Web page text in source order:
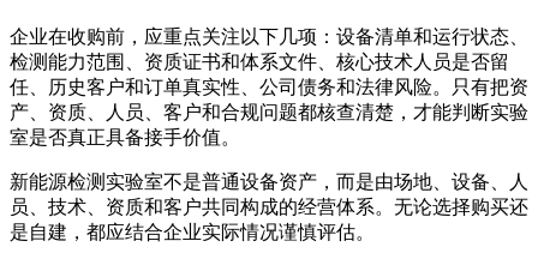
企业在收购前，应重点关注以下几项：设备清单和运行状态、
检测能力范围、资质证书和体系文件、核心技术人员是否留
任、历史客户和订单真实性、公司债务和法律风险。只有把资
产、资质、人员、客户和合规问题都核查清楚，才能判断实验
室是否真正具备接手价值。
新能源检测实验室不是普通设备资产，而是由场地、设备、人
员、技术、资质和客户共同构成的经营体系。无论选择购买还
是自建，都应结合企业实际情况谨慎评估。